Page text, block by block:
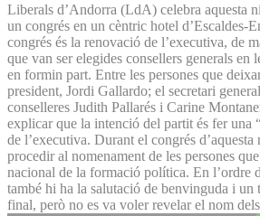
Liberals d’Andorra (LdA) celebra aquesta
un congrés en un cèntric hotel d’Escaldes-
congrés és la renovació de l’executiva, de
que van ser elegides consellers generals en
en formin part. Entre les persones que
president, Jordi Gallardo; el secretari
conselleres Judith Pallarés i Carine
explicar que la intenció del partit és fer una
de l’executiva. Durant el congrés d’aquesta
procedir al nomenament de les persones
nacional de la formació política. En l’ordre
també hi ha la salutació de benvinguda i un
final, però no es va voler revelar el nom